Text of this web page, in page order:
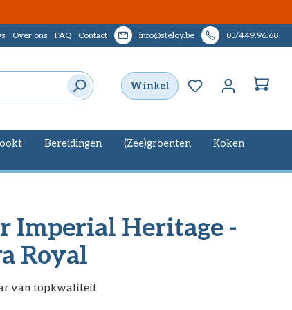
03/449.96.68
info@steloy.be
Over ons FAQ Contact
Winkel Je hebt 0 items
Bereidingen (Zee)groenten
Koken
Imperial Heritage -
Royal
van topkwaliteit